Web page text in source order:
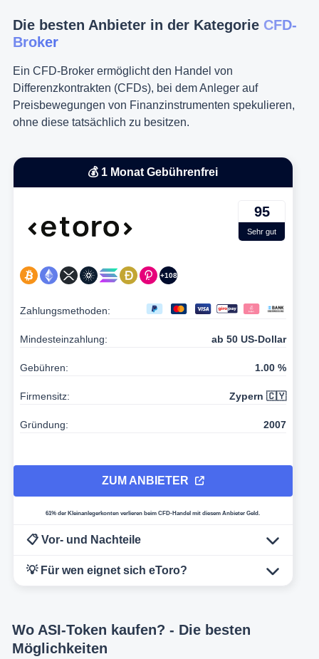
Die besten Anbieter in der Kategorie CFD-
Broker
Ein CFD-Broker ermöglicht den Handel von
Differenzkontrakten (CFDs), bei dem Anleger auf
Preisbewegungen von Finanzinstrumenten spekulieren,
ohne diese tatsächlich zu besitzen.
💰 1 Monat Gebührenfrei
95
Sehr gut
+108
Zahlungsmethoden:
Mindesteinzahlung: ab 50 US-Dollar
Gebühren: 1.00 %
Firmensitz: Zypern 🇨🇾
Gründung: 2007
ZUM ANBIETER
61% der Kleinanlegerkonten verlieren beim CFD-Handel mit diesem Anbieter Geld.
📋 Vor- und Nachteile
💡 Für wen eignet sich eToro?
Wo ASI-Token kaufen? - Die besten
Möglichkeiten